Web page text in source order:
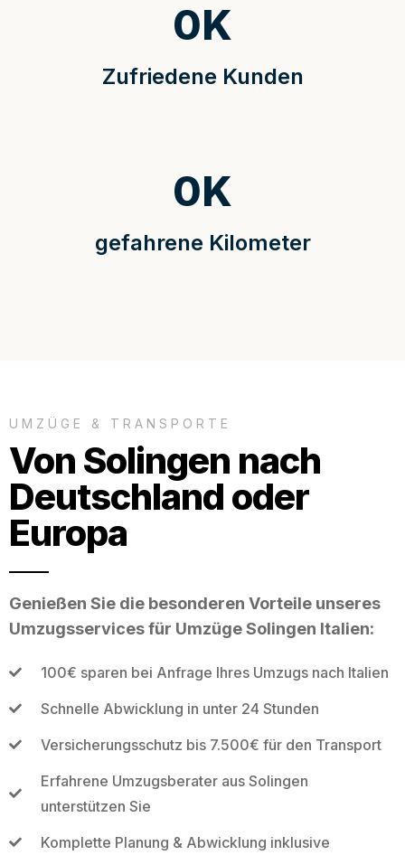
Zufriedene Kunden
0K
gefahrene Kilometer
0K
UMZÜGE & TRANSPORTE
Von Solingen nach
Deutschland oder
Europa
Genießen Sie die besonderen Vorteile unseres
Umzugsservices für Umzüge Solingen Italien:
100€ sparen bei Anfrage Ihres Umzugs nach Italien
Schnelle Abwicklung in unter 24 Stunden
Versicherungsschutz bis 7.500€ für den Transport
Erfahrene Umzugsberater aus Solingen
unterstützen Sie
Komplette Planung & Abwicklung inklusive